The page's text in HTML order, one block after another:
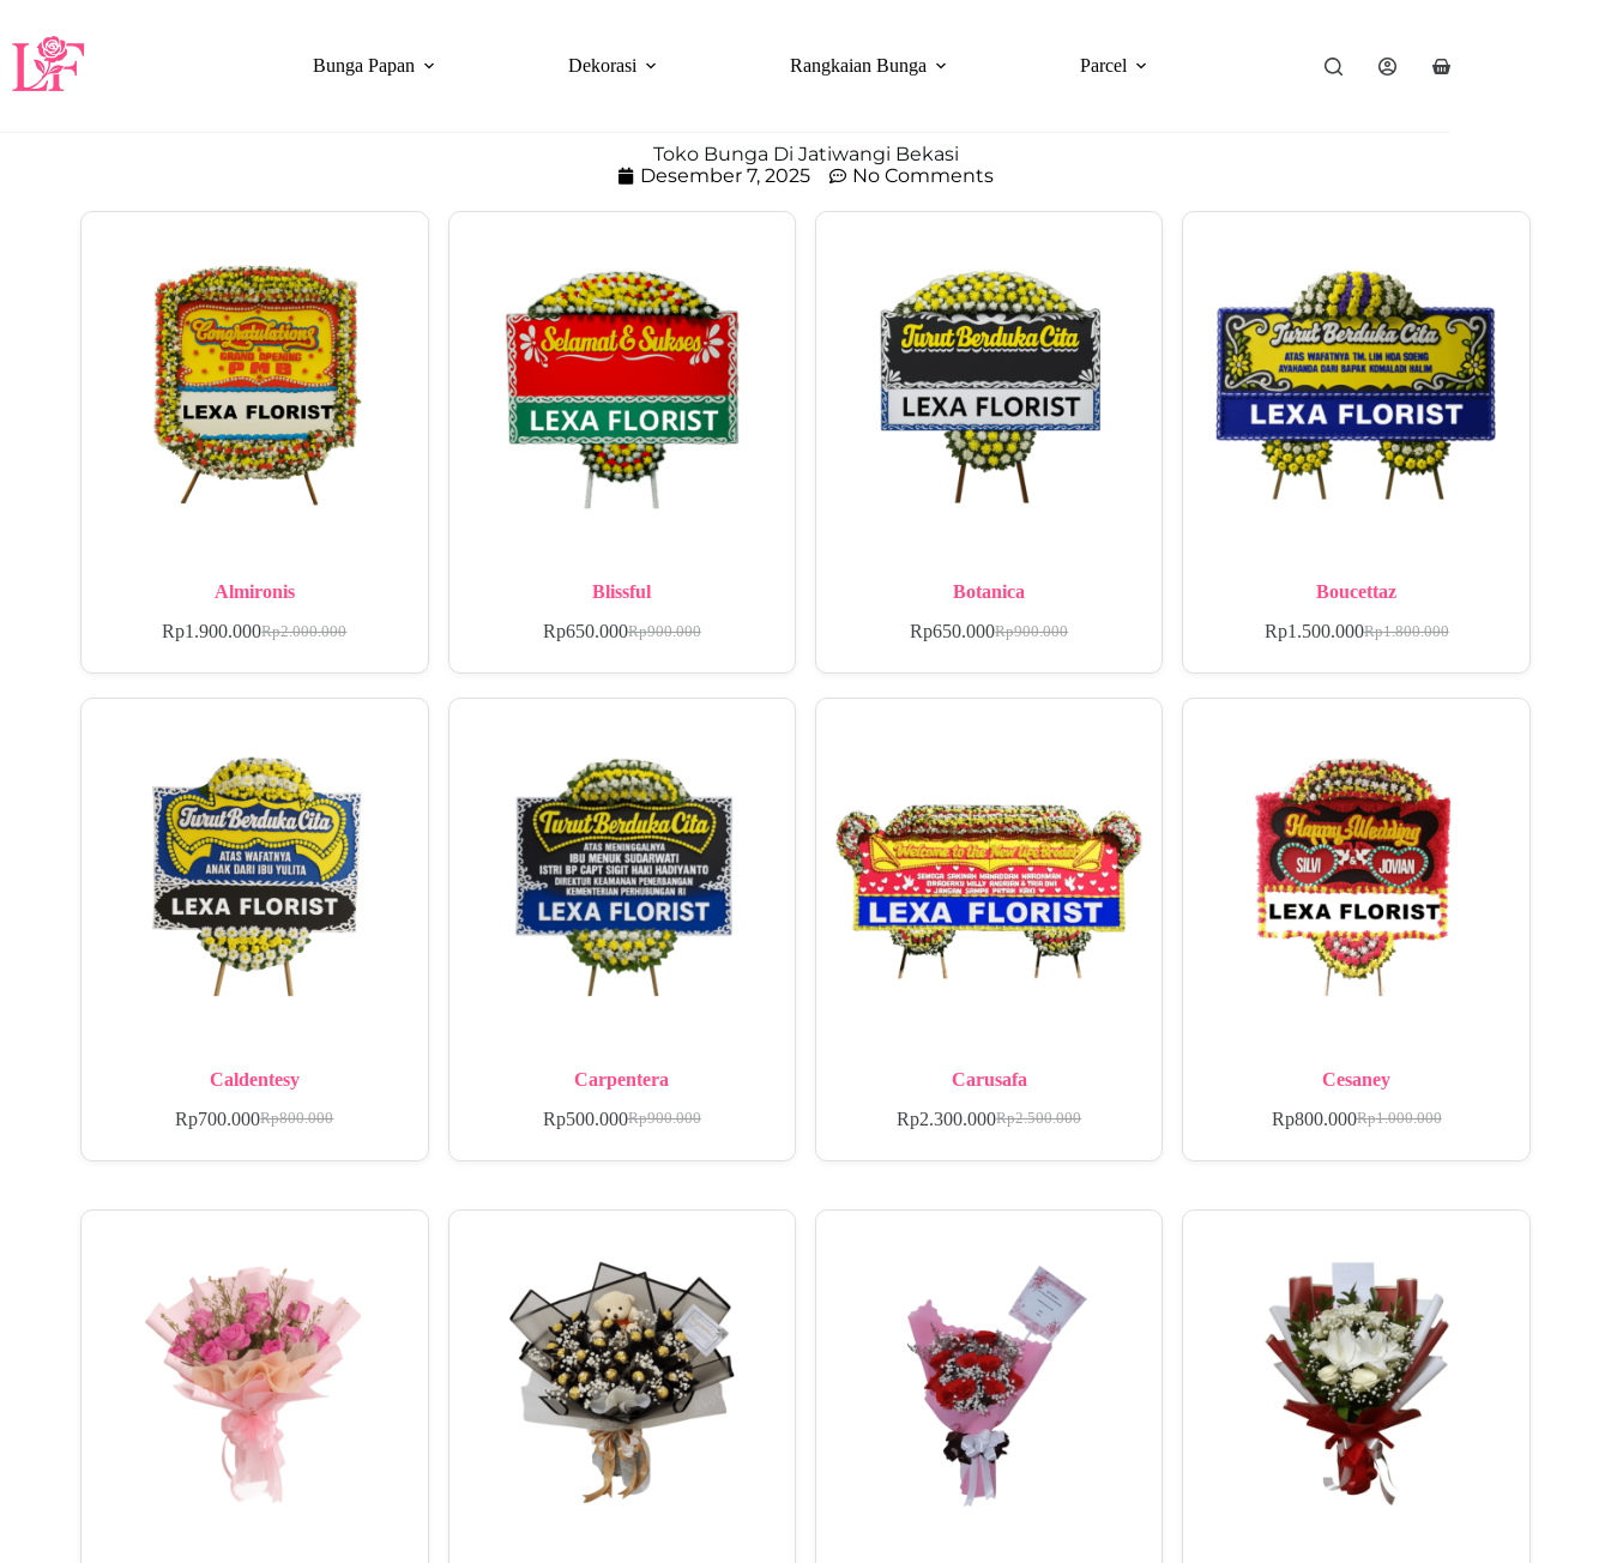
Bunga Papan Dekorasi Rangkaian Bunga Parcel
Toko Bunga Di Jatiwangi Bekasi
Desember 7, 2025
No Comments
Almironis
Rp2.000.000
Rp1.900.000
Blissful
Rp900.000
Rp650.000
Botanica
Rp900.000
Rp650.000
Boucettaz
Rp1.800.000
Rp1.500.000
Caldentesy
Rp800.000
Rp700.000
Carpentera
Rp900.000
Rp500.000
Carusafa
Rp2.500.000
Rp2.300.000
Cesaney
Rp1.000.000
Rp800.000